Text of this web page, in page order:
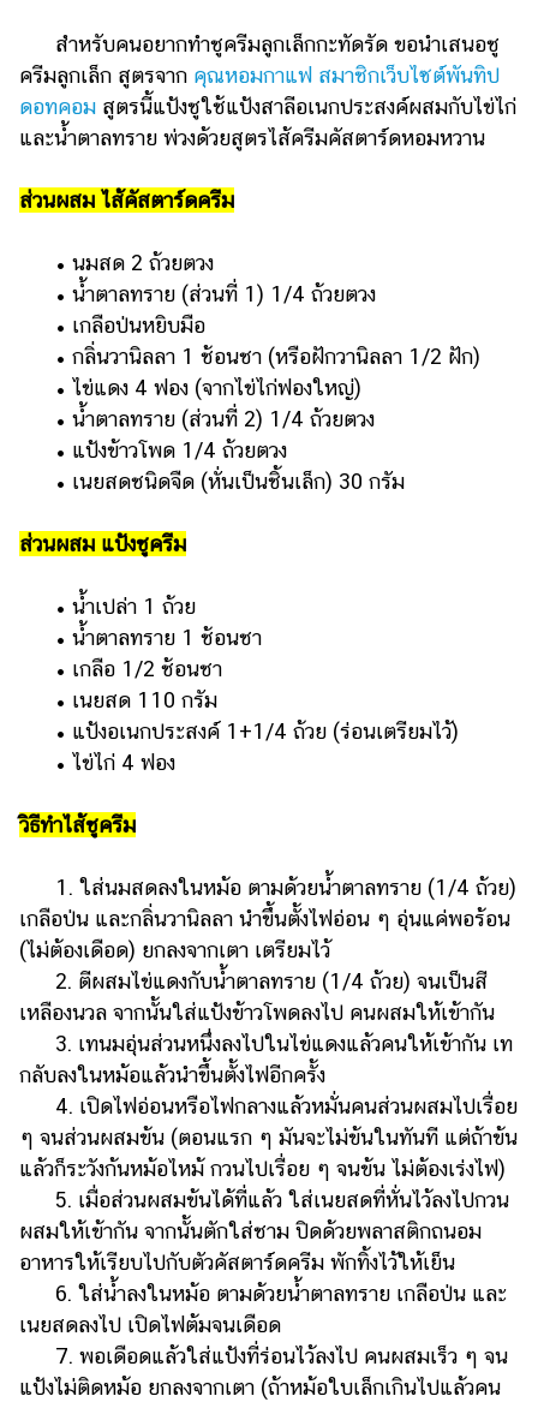
สำหรับคนอยากทำชูครีมลูกเล็กกะทัดรัด ขอนำเสนอชู
ครีมลูกเล็ก สูตรจาก คุณหอมกาแฟ สมาชิกเว็บไซต์พันทิป
ดอทคอม สูตรนี้แป้งชูใช้แป้งสาลีอเนกประสงค์ผสมกับไข่ไก่
และน้ำตาลทราย พ่วงด้วยสูตรไส้ครีมคัสตาร์ดหอมหวาน
ส่วนผสม ไส้คัสตาร์ดครีม
• นมสด 2 ถ้วยตวง
• น้ำตาลทราย (ส่วนที่ 1) 1/4 ถ้วยตวง
• เกลือป่นหยิบมือ
• กลิ่นวานิลลา 1 ช้อนชา (หรือฝักวานิลลา 1/2 ฝัก)
• ไข่แดง 4 ฟอง (จากไข่ไก่ฟองใหญ่)
• น้ำตาลทราย (ส่วนที่ 2) 1/4 ถ้วยตวง
• แป้งข้าวโพด 1/4 ถ้วยตวง
• เนยสดชนิดจืด (หั่นเป็นชิ้นเล็ก) 30 กรัม
ส่วนผสม แป้งชูครีม
• น้ำเปล่า 1 ถ้วย
• น้ำตาลทราย 1 ช้อนชา
• เกลือ 1/2 ช้อนชา
• เนยสด 110 กรัม
• แป้งอเนกประสงค์ 1+1/4 ถ้วย (ร่อนเตรียมไว้)
• ไข่ไก่ 4 ฟอง
วิธีทำไส้ชูครีม
1. ใส่นมสดลงในหม้อ ตามด้วยน้ำตาลทราย (1/4 ถ้วย)
เกลือป่น และกลิ่นวานิลลา นำขึ้นตั้งไฟอ่อน ๆ อุ่นแค่พอร้อน
(ไม่ต้องเดือด) ยกลงจากเตา เตรียมไว้
2. ตีผสมไข่แดงกับน้ำตาลทราย (1/4 ถ้วย) จนเป็นสี
เหลืองนวล จากนั้นใส่แป้งข้าวโพดลงไป คนผสมให้เข้ากัน
3. เทนมอุ่นส่วนหนึ่งลงไปในไข่แดงแล้วคนให้เข้ากัน เท
กลับลงในหม้อแล้วนำขึ้นตั้งไฟอีกครั้ง
4. เปิดไฟอ่อนหรือไฟกลางแล้วหมั่นคนส่วนผสมไปเรื่อย
ๆ จนส่วนผสมข้น (ตอนแรก ๆ มันจะไม่ข้นในทันที แต่ถ้าข้น
แล้วก็ระวังก้นหม้อไหม้ กวนไปเรื่อย ๆ จนข้น ไม่ต้องเร่งไฟ)
5. เมื่อส่วนผสมข้นได้ที่แล้ว ใส่เนยสดที่หั่นไว้ลงไปกวน
ผสมให้เข้ากัน จากนั้นตักใส่ชาม ปิดด้วยพลาสติกถนอม
อาหารให้เรียบไปกับตัวคัสตาร์ดครีม พักทิ้งไว้ให้เย็น
6. ใส่น้ำลงในหม้อ ตามด้วยน้ำตาลทราย เกลือป่น และ
เนยสดลงไป เปิดไฟต้มจนเดือด
7. พอเดือดแล้วใส่แป้งที่ร่อนไว้ลงไป คนผสมเร็ว ๆ จน
แป้งไม่ติดหม้อ ยกลงจากเตา (ถ้าหม้อใบเล็กเกินไปแล้วคน